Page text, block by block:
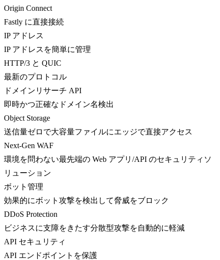
Origin Connect
Fastly に直接接続
IP アドレス
IP アドレスを簡単に管理
HTTP/3 と QUIC
最新のプロトコル
ドメインリサーチ API
即時かつ正確なドメイン名検出
Object Storage
送信量ゼロで大容量ファイルにエッジで直接アクセス
Next-Gen WAF
環境を問わない最先端の Web アプリ/API のセキュリティソ
リューション
ボット管理
効果的にボット攻撃を検出して脅威をブロック
DDoS Protection
ビジネスに支障をきたす分散型攻撃を自動的に軽減
API セキュリティ
API エンドポイントを保護